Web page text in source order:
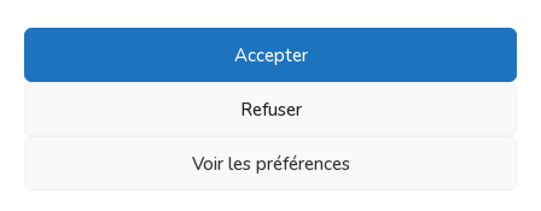
Accepter
Refuser
Voir les préférences
Consultez nos
offres d'emploi :